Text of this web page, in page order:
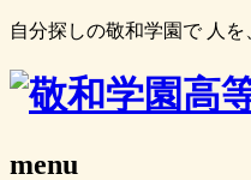
自分探しの敬和学園で 人を
menu